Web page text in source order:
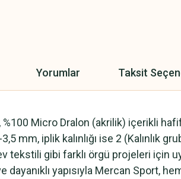
Yorumlar Taksit
Micro Dralon (akrilik) içerikli
mm, iplik kalınlığı ise 2 (Kalınlık
tekstili gibi farklı örgü projeleri için
dayanıklı yapısıyla Mercan Sport,